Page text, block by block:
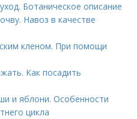
Ботаническое описание
Навоз в качестве
кленом. При помощи
Как посадить
и яблони. Особенности
цикла